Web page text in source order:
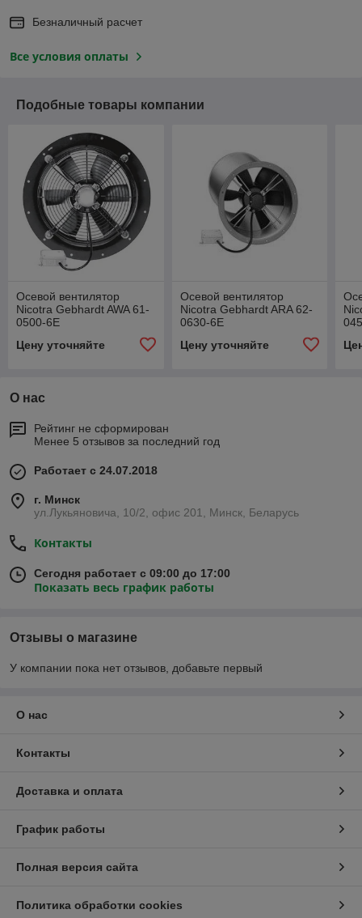
Безналичный расчет
Все условия оплаты
Подобные товары компании
Осевой вентилятор
Nicotra Gebhardt AWA 61-
0500-6E
Цену уточняйте
Осевой вентилятор
Nicotra Gebhardt ARA 62-
0630-6E
Цену уточняйте
О нас
Рейтинг не сформирован
Менее 5 отзывов за последний год
Работает с 24.07.2018
г. Минск
ул.Лукьяновича, 10/2, офис 201, Минск, Беларусь
Контакты
Сегодня работает с 09:00 до 17:00
Показать весь график работы
Отзывы о магазине
У компании пока нет отзывов, добавьте первый
О нас
Контакты
Доставка и оплата
График работы
Полная версия сайта
Политика обработки cookies